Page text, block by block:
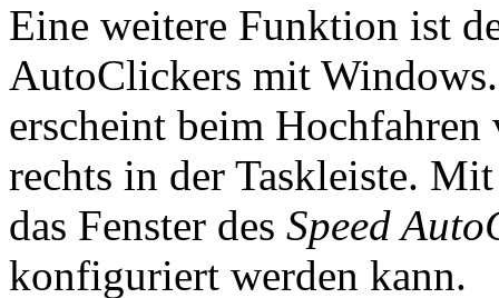
Eine weitere Funktion ist
AutoClickers mit
erscheint beim
rechts in der Taskleiste.
das Fenster des Speed
konfiguriert werden kann.